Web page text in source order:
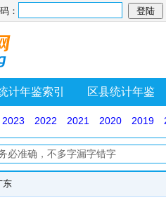
：
计年鉴索引 区县统计年鉴
2023 2022 2021 2020 2019
东